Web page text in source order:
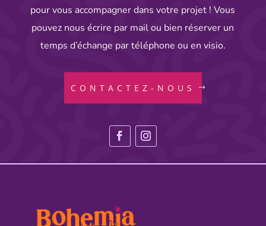
pour vous accompagner dans votre projet ! Vous
pouvez nous écrire par mail ou bien réserver un
temps d’échange par téléphone ou en visio.
CONTACTEZ-NOUS